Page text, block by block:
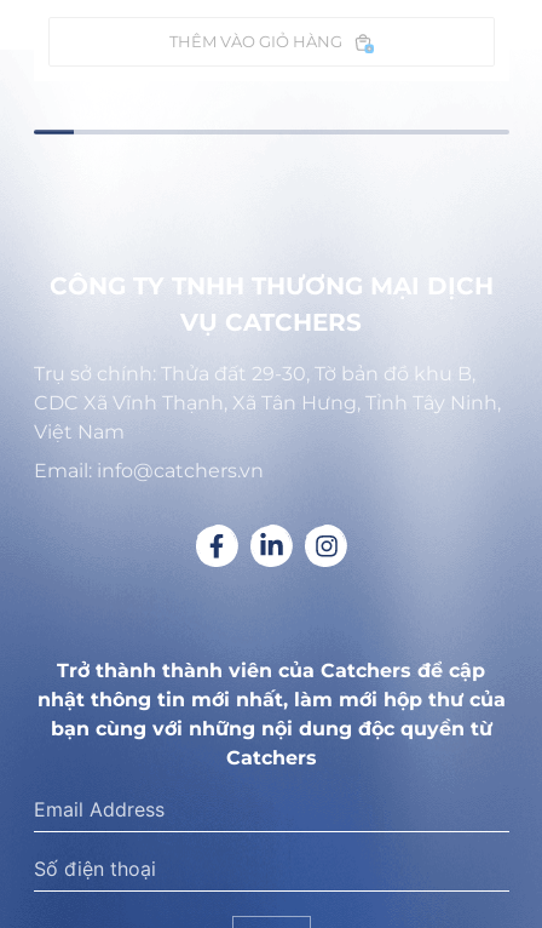
THÊM VÀO GIỎ HÀNG
CÔNG TY TNHH THƯƠNG MẠI DỊCH
VỤ CATCHERS
Trụ sở chính: Thửa đất 29-30, Tờ bản đồ khu B,
CDC Xã Vĩnh Thạnh, Xã Tân Hưng, Tỉnh Tây Ninh,
Việt Nam
Email: info@catchers.vn
Trở thành thành viên của Catchers để cập
nhật thông tin mới nhất, làm mới hộp thư của
bạn cùng với những nội dung độc quyền từ
Catchers